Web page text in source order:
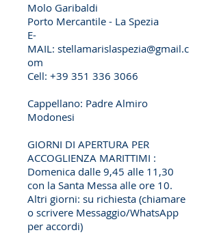
Molo Garibaldi
Porto Mercantile - La Spezia
E-
MAIL: stellamarislaspezia@gmail.c
om
Cell: +39 351 336 3066
​Cappellano: Padre Almiro
Modonesi
GIORNI DI APERTURA PER
ACCOGLIENZA MARITTIMI :
Domenica dalle 9,45 alle 11,30
con la Santa Messa alle ore 10.
​Altri giorni: su richiesta (chiamare
o scrivere Messaggio/WhatsApp
per accordi)